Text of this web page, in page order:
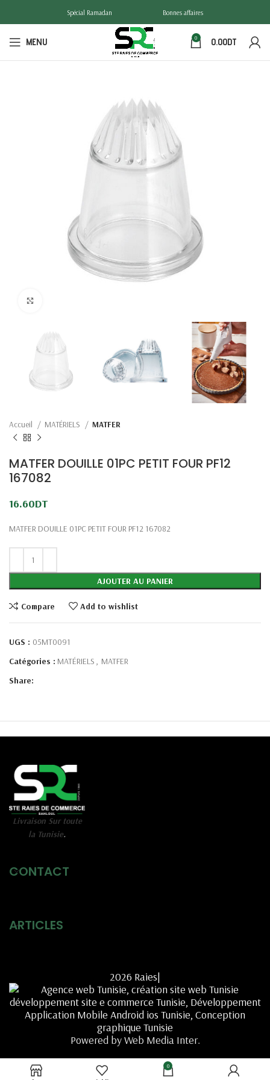
Spécial Ramadan Bonnes affaires
MENU 0 0.00DT
Accueil MATÉRIELS MATFER
MATFER DOUILLE 01PC PETIT FOUR PF12
167082
16.60DT
MATFER DOUILLE 01PC PETIT FOUR PF12 167082
AJOUTER AU PANIER
Compare Add to wishlist
UGS : 05MT0091
Catégories : MATÉRIELS , MATFER
Share:
Livraison Sur toute
la Tunisie.
CONTACT
ARTICLES
2026 Raies|
Powered by Web Media Inter.
0